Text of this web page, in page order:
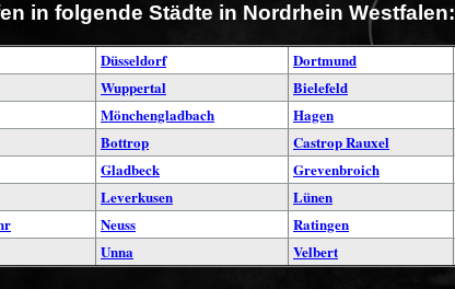
in folgende Städte in Nordrhein Westfalen:
Düsseldorf Dortmund
Wuppertal Bielefeld
Mönchengladbach Hagen
Bottrop Castrop Rauxel
Gladbeck Grevenbroich
Leverkusen Lünen
Neuss Ratingen
Unna Velbert